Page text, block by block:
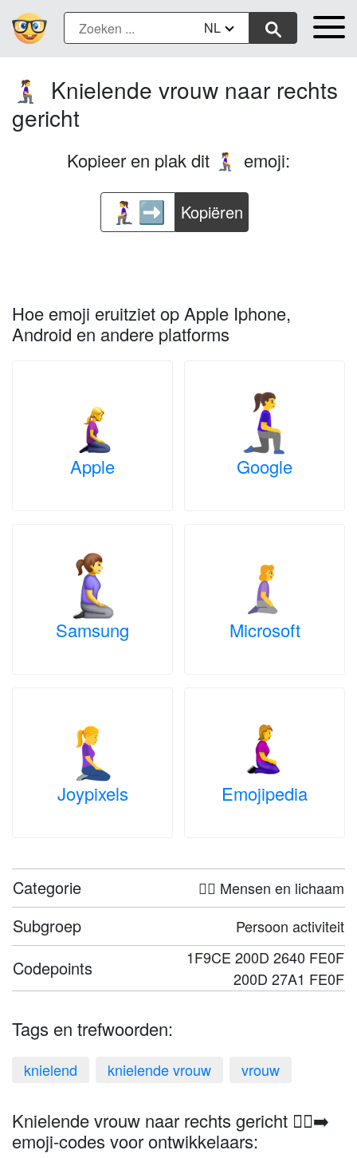
NL
🧎‍♀️‍➡️
Knielende vrouw naar rechts
gericht
Kopieer en plak dit 🧎‍♀️‍➡️ emoji:
Kopiëren
Hoe emoji eruitziet op Apple Iphone,
Android en andere platforms
Apple Google
Samsung Microsoft
Joypixels Emojipedia
Categorie 🤦‍♀️ Mensen en lichaam
Subgroep Persoon activiteit
Codepoints
1F9CE 200D 2640 FE0F
200D 27A1 FE0F
Tags en trefwoorden:
knielend knielende vrouw vrouw
Knielende vrouw naar rechts gericht 🧎‍♀️‍➡️
emoji-codes voor ontwikkelaars: